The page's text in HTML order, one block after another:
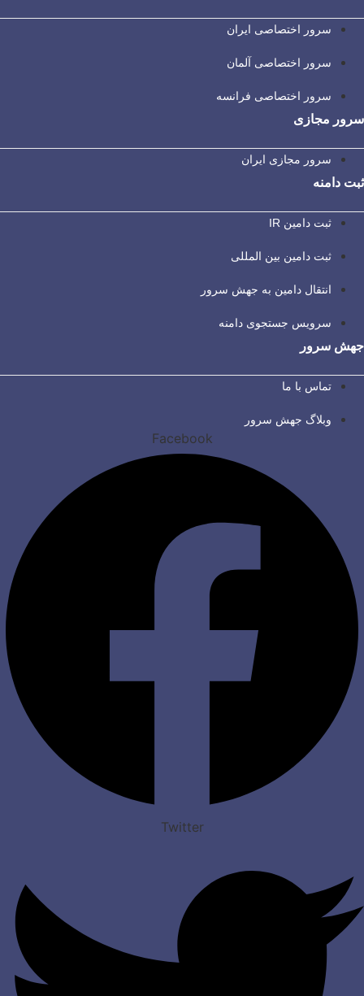
سرور اختصاصی ایران
سرور اختصاصی آلمان
سرور اختصاصی فرانسه
سرور مجازی
سرور مجازی ایران
ثبت دامنه
ثبت دامین IR
ثبت دامین بین المللی
انتقال دامین به جهش سرور
سرویس جستجوی دامنه
جهش سرور
تماس با ما
وبلاگ جهش سرور
Facebook
Twitter